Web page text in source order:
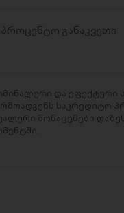
განაკვეთი
და ეფექტური
საკრედიტო
მონაცემები